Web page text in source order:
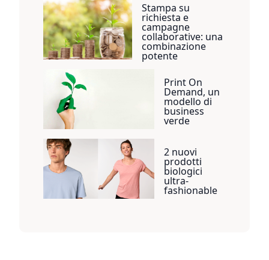
Stampa su
richiesta e
campagne
collaborative: una
combinazione
potente
Print On
Demand, un
modello di
business
verde
2 nuovi
prodotti
biologici
ultra-
fashionable